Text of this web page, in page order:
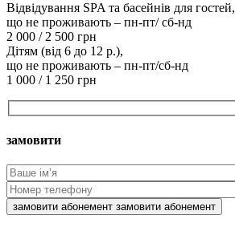
Відвідування SPA та басейнів для гостей,
що не проживають – пн-пт/ сб-нд
2 000 / 2 500 грн
Дітям (від 6 до 12 р.),
що не проживають – пн-пт/сб-нд
1 000 / 1 250 грн
замовити
замовити абонемент замовити абонемент